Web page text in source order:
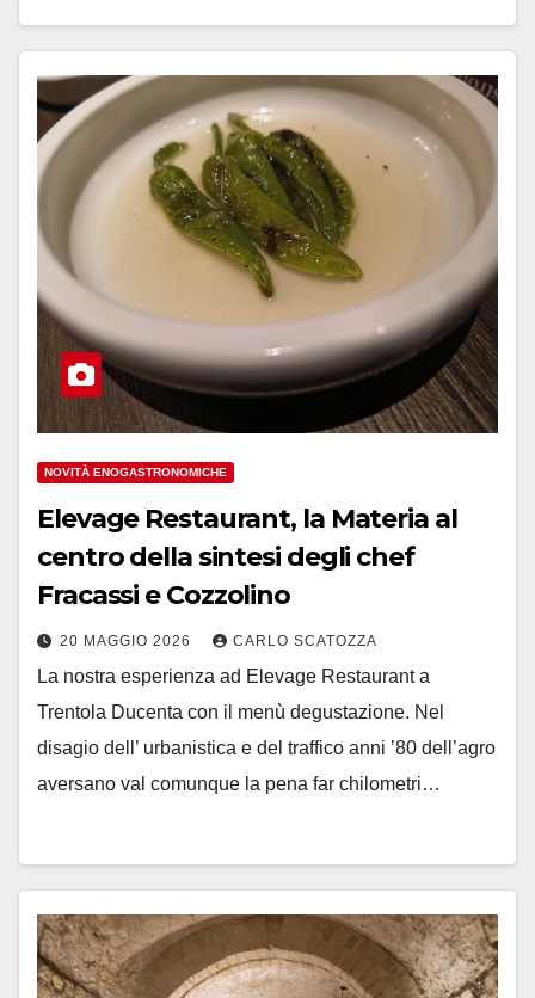
NOVITÀ ENOGASTRONOMICHE
Elevage Restaurant, la Materia al
centro della sintesi degli chef
Fracassi e Cozzolino
20 MAGGIO 2026 CARLO SCATOZZA
La nostra esperienza ad Elevage Restaurant a
Trentola Ducenta con il menù degustazione. Nel
disagio dell’ urbanistica e del traffico anni ’80 dell’agro
aversano val comunque la pena far chilometri…